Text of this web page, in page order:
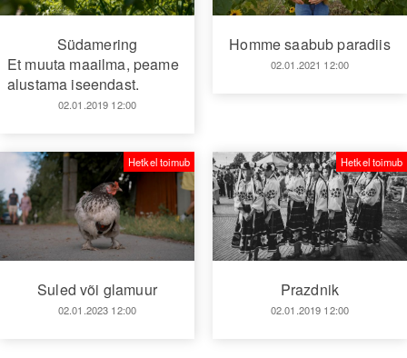
Südamering
Et muuta maailma, peame
alustama iseendast.
02.01.2019 12:00
Homme saabub paradiis
02.01.2021 12:00
Suled või glamuur
02.01.2023 12:00
Hetkel toimub
Prazdnik
02.01.2019 12:00
Hetkel toimub